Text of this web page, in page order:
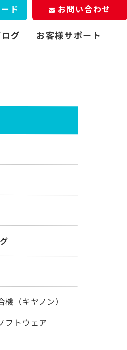
ド お問い合わせ
グ お客様サポート
機（キヤノン）
フトウェア